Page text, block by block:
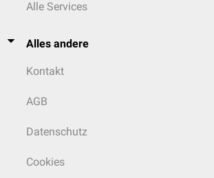
Alle Services
Alles andere
Kontakt
AGB
Datenschutz
Cookies